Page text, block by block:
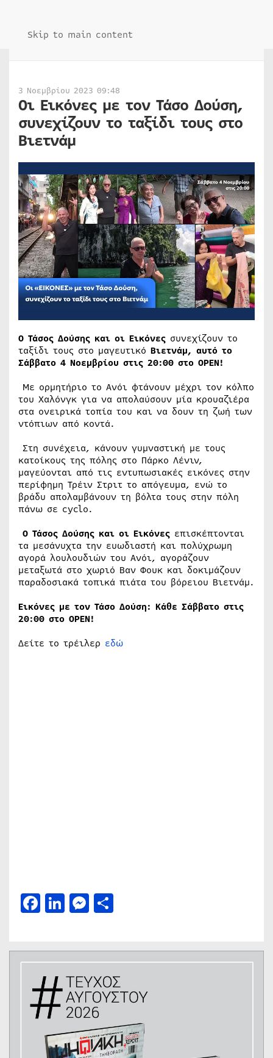
Skip to main content
3 Νοεμβρίου 2023 09:48
Οι Εικόνες με τον Τάσο Δούση,
συνεχίζουν το ταξίδι τους στο
Βιετνάμ
O Τάσος Δούσης και οι Εικόνες συνεχίζουν το
ταξίδι τους στο μαγευτικό Βιετνάμ, αυτό το
Σάββατο 4 Νοεμβρίου στις 20:00 στο OPEN!
Με ορμητήριο το Ανόι φτάνουν μέχρι τον κόλπο
του Χαλόνγκ για να απολαύσουν μία κρουαζιέρα
στα ονειρικά τοπία του και να δουν τη ζωή των
ντόπιων από κοντά.
Στη συνέχεια, κάνουν γυμναστική με τους
κατοίκους της πόλης στο Πάρκο Λένιν,
μαγεύονται από τις εντυπωσιακές εικόνες στην
περίφημη Τρέιν Στριτ το απόγευμα, ενώ το
βράδυ απολαμβάνουν τη βόλτα τους στην πόλη
πάνω σε cyclo.
O Τάσος Δούσης και οι Εικόνες επισκέπτονται
τα μεσάνυχτα την ευωδιαστή και πολύχρωμη
αγορά λουλουδιών του Ανόι, αγοράζουν
μεταξωτά στο χωριό Βαν Φουκ και δοκιμάζουν
παραδοσιακά τοπικά πιάτα του βόρειου Βιετνάμ.
Εικόνες με τον Τάσο Δούση: Κάθε Σάββατο στις
20:00 στο OPEN!
Δείτε το τρέιλερ εδώ
Facebook
LinkedIn
Messenger